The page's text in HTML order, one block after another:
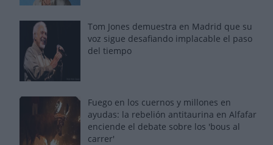
Tom Jones demuestra en Madrid que su
voz sigue desafiando implacable el paso
del tiempo
Fuego en los cuernos y millones en
ayudas: la rebelión antitaurina en Alfafar
enciende el debate sobre los 'bous al
carrer'